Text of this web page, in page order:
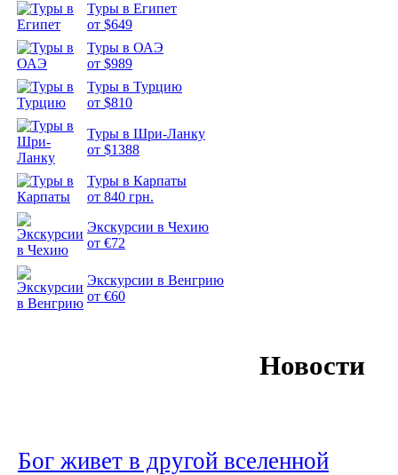
Туры в Египет
от $649
Туры в ОАЭ
от $989
Туры в Турцию
от $810
Туры в Шри-Ланку
от $1388
Туры в Карпаты
от 840 грн.
Экскурсии в Чехию
от €72
Экскурсии в Венгрию
от €60
Новости
Бог живет в другой вселенной